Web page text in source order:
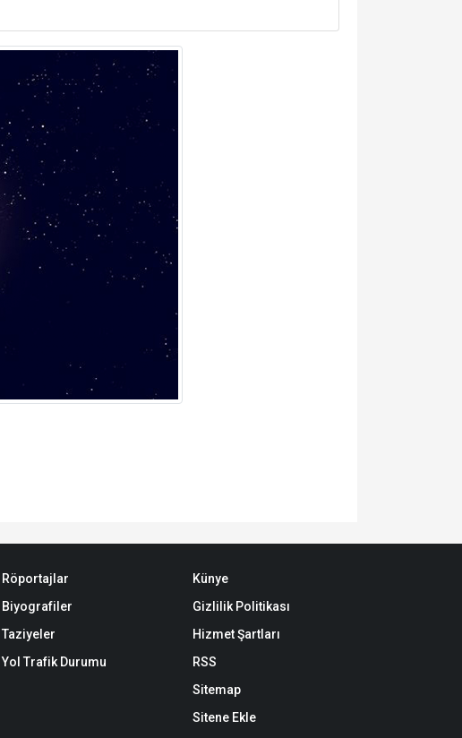
Röportajlar
Biyografiler
Taziyeler
Yol Trafik Durumu
Künye
Gizlilik Politikası
Hizmet Şartları
RSS
Sitemap
Sitene Ekle